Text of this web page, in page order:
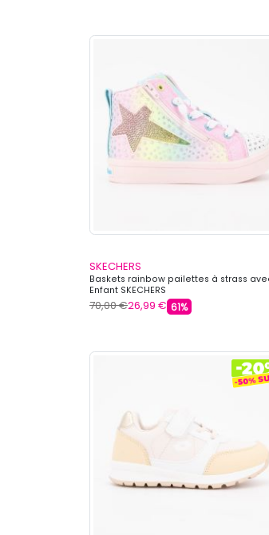
SKECHERS
Baskets rainbow pailettes à strass
Enfant SKECHERS
70,00 €26,99 € 61%